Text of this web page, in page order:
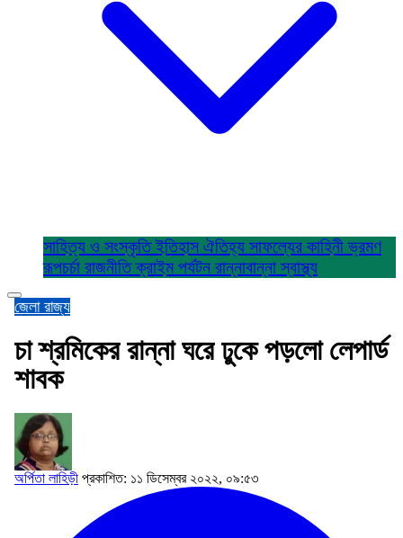
সাহিত্য ও সংস্কৃতিইতিহাস ঐতিহ্য সাফল্যের কাহিনীভ্রমণ
রূপচর্চা রাজনীতিক্রাইম পর্যটন রান্নাবান্নাস্বাস্থ্য
জেলা রাজ্য
চা শ্রমিকের রান্না ঘরে ঢুকে পড়লো লেপার্ড
শাবক
অর্পিতা লাহিড়ী প্রকাশিত: ১১ ডিসেম্বর ২০২২, ০৯:৫৩